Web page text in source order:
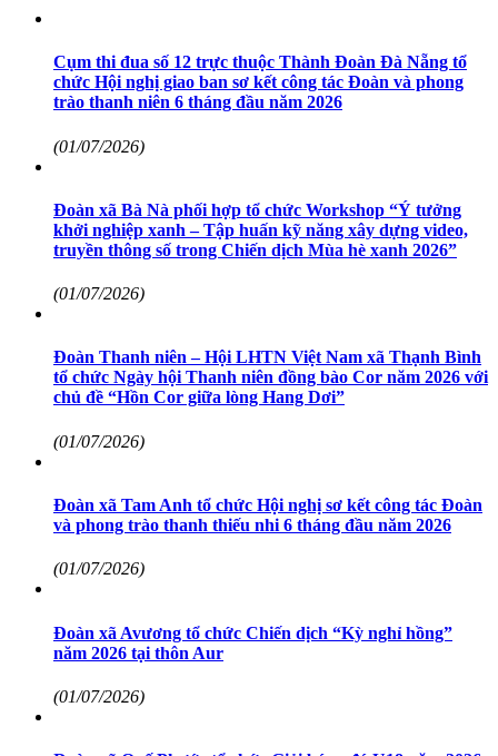
Cụm thi đua số 12 trực thuộc Thành Đoàn Đà Nẵng tổ
chức Hội nghị giao ban sơ kết công tác Đoàn và phong
trào thanh niên 6 tháng đầu năm 2026
(01/07/2026)
Đoàn xã Bà Nà phối hợp tổ chức Workshop “Ý tưởng
khởi nghiệp xanh – Tập huấn kỹ năng xây dựng video,
truyền thông số trong Chiến dịch Mùa hè xanh 2026”
(01/07/2026)
Đoàn Thanh niên – Hội LHTN Việt Nam xã Thạnh Bình
tổ chức Ngày hội Thanh niên đồng bào Cor năm 2026 với
chủ đề “Hồn Cor giữa lòng Hang Dơi”
(01/07/2026)
Đoàn xã Tam Anh tổ chức Hội nghị sơ kết công tác Đoàn
và phong trào thanh thiếu nhi 6 tháng đầu năm 2026
(01/07/2026)
Đoàn xã Avương tổ chức Chiến dịch “Kỳ nghỉ hồng”
năm 2026 tại thôn Aur
(01/07/2026)